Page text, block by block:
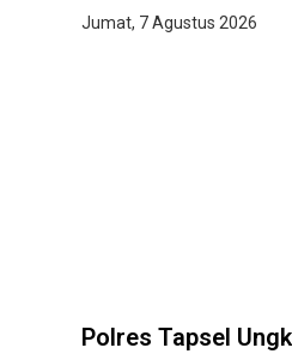
Jumat, 7 Agustus 2026
Polres Tapsel